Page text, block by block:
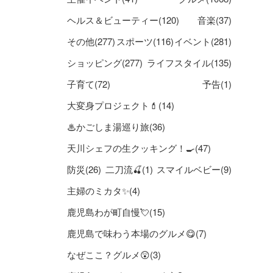
ヘルス＆ビューティー(120)
音楽(37)
その他(277) スポーツ(116)イベント(281)
ショッピング(277) ライフスタイル(135)
子育て(72)
予告(1)
大変身プロジェクト💄(14)
♨かごしま湯巡り旅(36)
天川シェフの生クッキング！🍳(47)
防災(26) 二刀流🍒(1) スマイルベビー(9)
主婦のミカタ✨(4)
鹿児島わが町自慢💘(15)
鹿児島で味わう本場のグルメ😋(7)
なぜここ？グルメ😲(3)